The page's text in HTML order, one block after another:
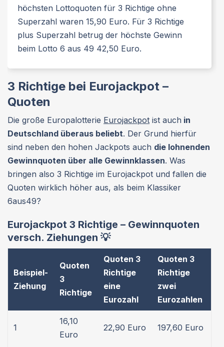
höchsten Lottoquoten für 3 Richtige ohne
Superzahl waren 15,90 Euro. Für 3 Richtige
plus Superzahl betrug der höchste Gewinn
beim Lotto 6 aus 49 42,50 Euro.
3 Richtige bei Eurojackpot –
Quoten
Die große Europalotterie Eurojackpot ist auch in
Deutschland überaus beliebt. Der Grund hierfür
sind neben den hohen Jackpots auch die lohnenden
Gewinnquoten über alle Gewinnklassen. Was
bringen also 3 Richtige im Eurojackpot und fallen die
Quoten wirklich höher aus, als beim Klassiker
6aus49?
Eurojackpot 3 Richtige – Gewinnquoten
versch. Ziehungen 💡
Beispiel-
Ziehung
Quoten
3
Richtige
Quoten 3
Richtige
eine
Eurozahl
Quoten 3
Richtige
zwei
Eurozahlen
1
16,10
Euro
22,90 Euro 197,60 Euro